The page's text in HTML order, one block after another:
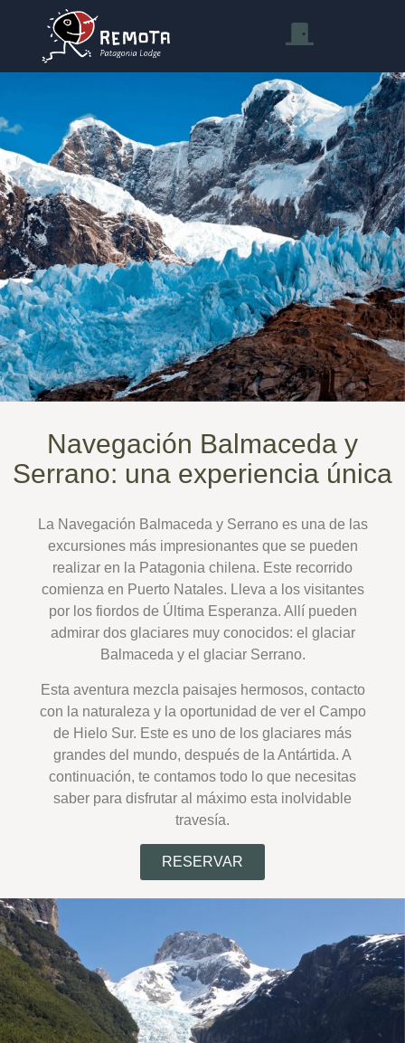
Navegación Balmaceda y
Serrano: una experiencia única
La Navegación Balmaceda y Serrano es una de las
excursiones más impresionantes que se pueden
realizar en la Patagonia chilena. Este recorrido
comienza en Puerto Natales. Lleva a los visitantes
por los fiordos de Última Esperanza. Allí pueden
admirar dos glaciares muy conocidos: el glaciar
Balmaceda y el glaciar Serrano.
Esta aventura mezcla paisajes hermosos, contacto
con la naturaleza y la oportunidad de ver el Campo
de Hielo Sur. Este es uno de los glaciares más
grandes del mundo, después de la Antártida. A
continuación, te contamos todo lo que necesitas
saber para disfrutar al máximo esta inolvidable
travesía.
RESERVAR